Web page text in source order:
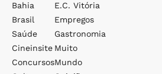
Bahia
Brasil
Saúde
Cineinsite
Concursos
E.c. Vitória
Empregos
Gastronomia
Muito
Mundo